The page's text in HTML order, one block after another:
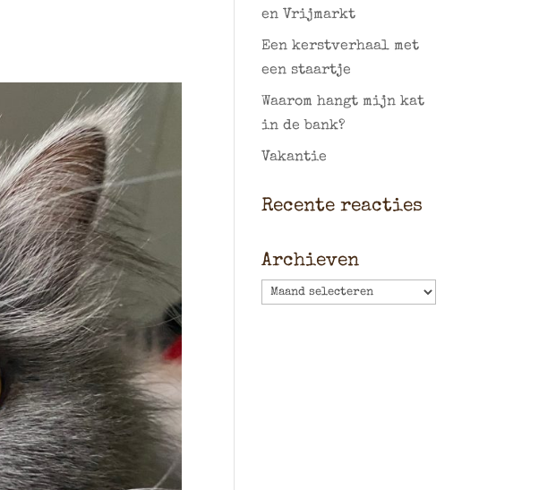
en Vrijmarkt
Een kerstverhaal met
een staartje
Waarom hangt mijn kat
in de bank?
Vakantie
Recente reacties
Archieven
Archieven